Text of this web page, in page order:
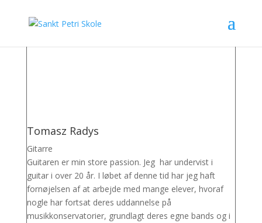
Tomasz Radys
Gitarre
Guitaren er min store passion. Jeg har undervist i
guitar i over 20 år. I løbet af denne tid har jeg haft
fornøjelsen af at arbejde med mange elever, hvoraf
nogle har fortsat deres uddannelse på
musikkonservatorier, grundlagt deres egne bands og i